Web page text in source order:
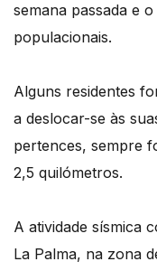
semana passada e
populacionais.
Alguns residentes
a deslocar-se às
pertences, sempre
2,5 quilómetros.
A atividade sísmica
La Palma, na zona